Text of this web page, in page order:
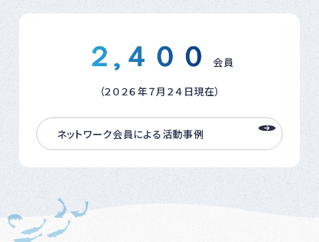
２,４００ 会員
（２０２６年７月２４日現在）
ネットワーク会員による活動事例